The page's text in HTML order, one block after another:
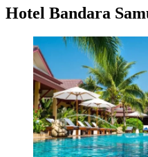
Hotel Bandara